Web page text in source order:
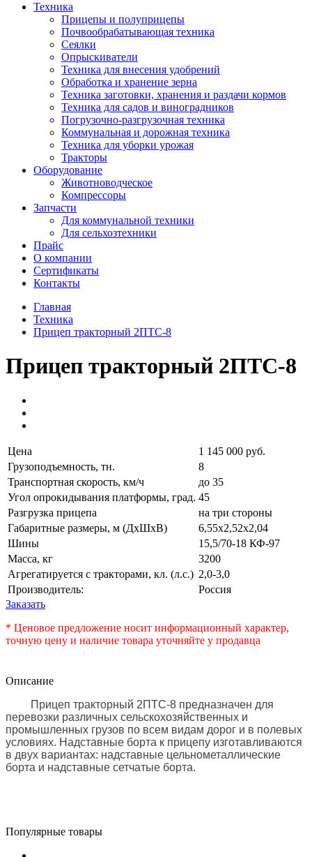
Техника
Прицепы и полуприцепы
Почвообрабатывающая техника
Сеялки
Опрыскиватели
Техника для внесения удобрений
Обработка и хранение зерна
Техника заготовки, хранения и раздачи кормов
Техника для садов и виноградников
Погрузочно-разгрузочная техника
Коммунальная и дорожная техника
Техника для уборки урожая
Тракторы
Оборудование
Животноводческое
Компрессоры
Запчасти
Для коммунальной техники
Для сельхозтехники
Прайс
О компании
Сертификаты
Контакты
Главная
Техника
Прицеп тракторный 2ПТС-8
Прицеп тракторный 2ПТС-8
Цена
1 145 000 руб.
Грузоподъемность, тн.
8
Транспортная скорость, км/ч
до 35
Угол опрокидывания платформы, град. 45
Разгрузка прицепа
на три стороны
Габаритные размеры, м (ДхШхВ)
6,55х2,52х2,04
Шины
15,5/70-18 КФ-97
Масса, кг
3200
Агрегатируется с тракторами, кл. (л.с.) 2,0-3,0
Производитель:
Россия
Заказать
* Ценовое предложение носит информационный характер,
точную цену и наличие товара уточняйте у продавца
Описание
Прицеп тракторный 2ПТС-8 предназначен для
перевозки различных сельскохозяйственных и
промышленных грузов по всем видам дорог и в полевых
условиях. Надставные борта к прицепу изготавливаются
в двух вариантах: надставные цельнометаллические
борта и надставные сетчатые борта.
Популярные товары